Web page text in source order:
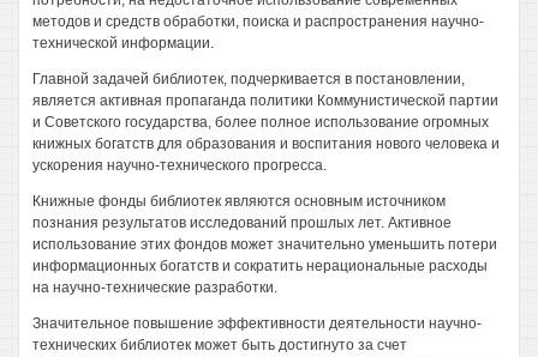
методов и средств обработки, поиска и распространения научно-
технической информации.
Главной задачей библиотек, подчеркивается в постановлении,
является активная пропаганда политики Коммунистической партии
и Советского государства, более полное использование огромных
книжных богатств для образования и воспитания нового человека и
ускорения научно-технического прогресса.
Книжные фонды библиотек являются основным источником
познания результатов исследований прошлых лет. Активное
использование этих фондов может значительно уменьшить потери
информационных богатств и сократить нерациональные расходы
на научно-технические разработки.
Значительное повышение эффективности деятельности научно-
технических библиотек может быть достигнуто за счет